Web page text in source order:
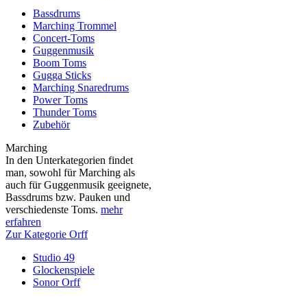
Bassdrums
Marching Trommel
Concert-Toms
Guggenmusik
Boom Toms
Gugga Sticks
Marching Snaredrums
Power Toms
Thunder Toms
Zubehör
Marching
In den Unterkategorien findet
man, sowohl für Marching als
auch für Guggenmusik geeignete,
Bassdrums bzw. Pauken und
verschiedenste Toms. mehr
erfahren
Zur Kategorie Orff
Studio 49
Glockenspiele
Sonor Orff